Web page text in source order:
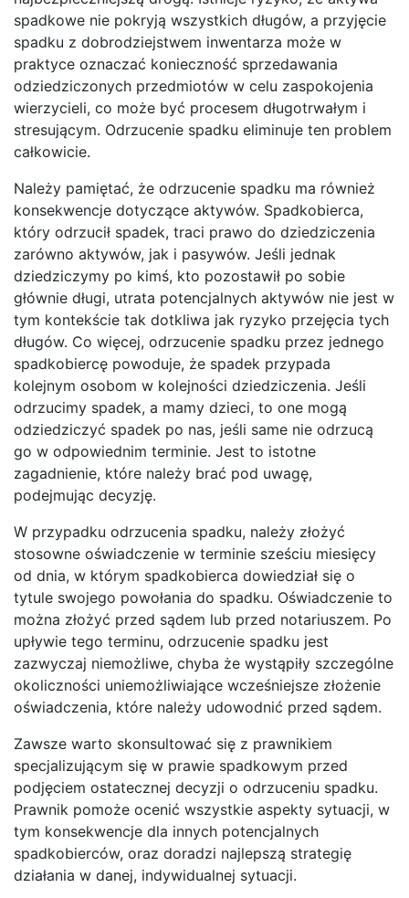
spadkowe nie pokryją wszystkich długów, a przyjęcie
spadku z dobrodziejstwem inwentarza może w
praktyce oznaczać konieczność sprzedawania
odziedziczonych przedmiotów w celu zaspokojenia
wierzycieli, co może być procesem długotrwałym i
stresującym. Odrzucenie spadku eliminuje ten problem
całkowicie.
Należy pamiętać, że odrzucenie spadku ma również
konsekwencje dotyczące aktywów. Spadkobierca,
który odrzucił spadek, traci prawo do dziedziczenia
zarówno aktywów, jak i pasywów. Jeśli jednak
dziedziczymy po kimś, kto pozostawił po sobie
głównie długi, utrata potencjalnych aktywów nie jest w
tym kontekście tak dotkliwa jak ryzyko przejęcia tych
długów. Co więcej, odrzucenie spadku przez jednego
spadkobiercę powoduje, że spadek przypada
kolejnym osobom w kolejności dziedziczenia. Jeśli
odrzucimy spadek, a mamy dzieci, to one mogą
odziedziczyć spadek po nas, jeśli same nie odrzucą
go w odpowiednim terminie. Jest to istotne
zagadnienie, które należy brać pod uwagę,
podejmując decyzję.
W przypadku odrzucenia spadku, należy złożyć
stosowne oświadczenie w terminie sześciu miesięcy
od dnia, w którym spadkobierca dowiedział się o
tytule swojego powołania do spadku. Oświadczenie to
można złożyć przed sądem lub przed notariuszem. Po
upływie tego terminu, odrzucenie spadku jest
zazwyczaj niemożliwe, chyba że wystąpiły szczególne
okoliczności uniemożliwiające wcześniejsze złożenie
oświadczenia, które należy udowodnić przed sądem.
Zawsze warto skonsultować się z prawnikiem
specjalizującym się w prawie spadkowym przed
podjęciem ostatecznej decyzji o odrzuceniu spadku.
Prawnik pomoże ocenić wszystkie aspekty sytuacji, w
tym konsekwencje dla innych potencjalnych
spadkobierców, oraz doradzi najlepszą strategię
działania w danej, indywidualnej sytuacji.